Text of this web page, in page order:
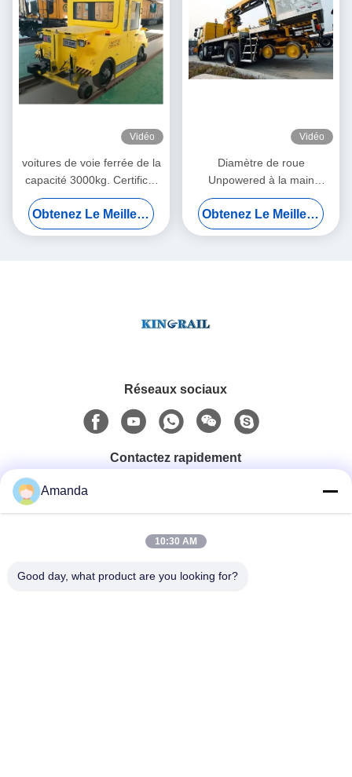
Vidéo
voitures de voie ferrée de la
capacité 3000kg. Certificat
de RoHS EMC de camion à
benne basculante de chemin
de fer
Obtenez Le Meilleur Prix
Vidéo
Diamètre de roue
Unpowered à la main
600mm du véhicule de rail
de route 4 des rouesObtenez Le Meilleur Prix
Réseaux sociaux
Contactez rapidement
0086-15556982932
Email
Amanda
10:30 AM
Good day, what product are you looking for?